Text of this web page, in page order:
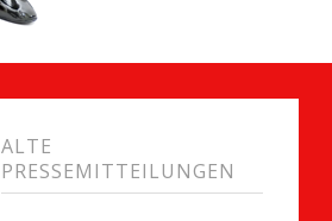
ALTE
PRESSEMITTEILUNGEN